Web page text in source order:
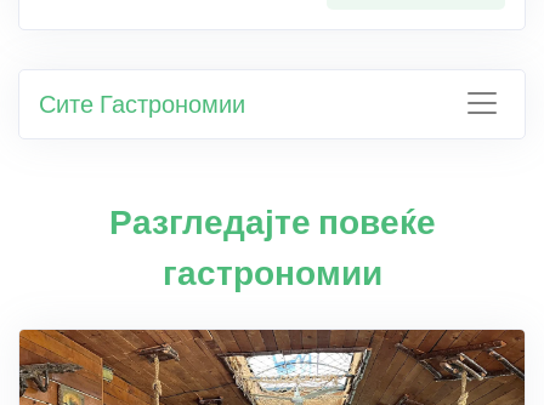
Сите Гастрономии
Разгледајте повеќе
гастрономии